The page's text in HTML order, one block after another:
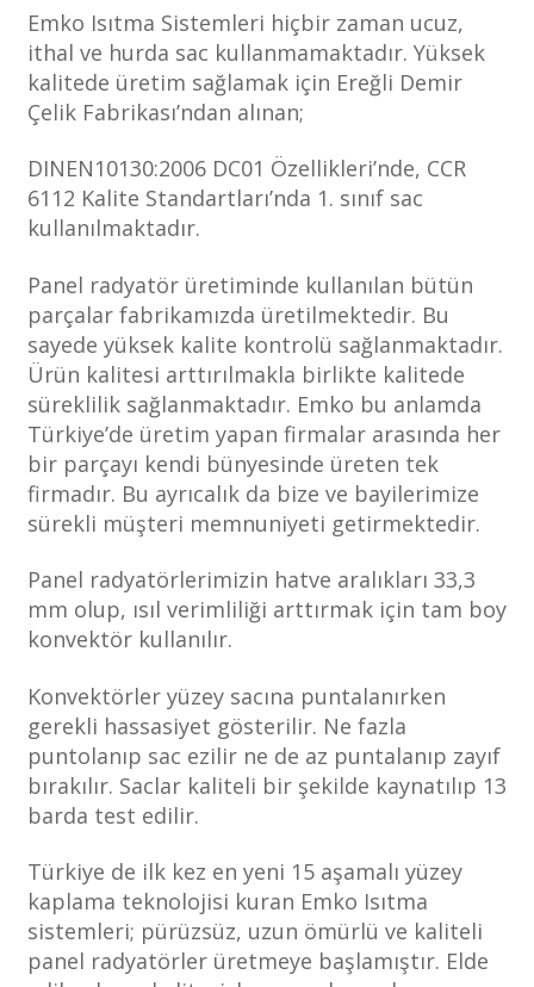
Emko Isıtma Sistemleri hiçbir zaman ucuz,
ithal ve hurda sac kullanmamaktadır. Yüksek
kalitede üretim sağlamak için Ereğli Demir
Çelik Fabrikası’ndan alınan;
DINEN10130:2006 DC01 Özellikleri’nde, CCR
6112 Kalite Standartları’nda 1. sınıf sac
kullanılmaktadır.
Panel radyatör üretiminde kullanılan bütün
parçalar fabrikamızda üretilmektedir. Bu
sayede yüksek kalite kontrolü sağlanmaktadır.
Ürün kalitesi arttırılmakla birlikte kalitede
süreklilik sağlanmaktadır. Emko bu anlamda
Türkiye’de üretim yapan firmalar arasında her
bir parçayı kendi bünyesinde üreten tek
firmadır. Bu ayrıcalık da bize ve bayilerimize
sürekli müşteri memnuniyeti getirmektedir.
Panel radyatörlerimizin hatve aralıkları 33,3
mm olup, ısıl verimliliği arttırmak için tam boy
konvektör kullanılır.
Konvektörler yüzey sacına puntalanırken
gerekli hassasiyet gösterilir. Ne fazla
puntolanıp sac ezilir ne de az puntalanıp zayıf
bırakılır. Saclar kaliteli bir şekilde kaynatılıp 13
barda test edilir.
Türkiye de ilk kez en yeni 15 aşamalı yüzey
kaplama teknolojisi kuran Emko Isıtma
sistemleri; pürüzsüz, uzun ömürlü ve kaliteli
panel radyatörler üretmeye başlamıştır. Elde